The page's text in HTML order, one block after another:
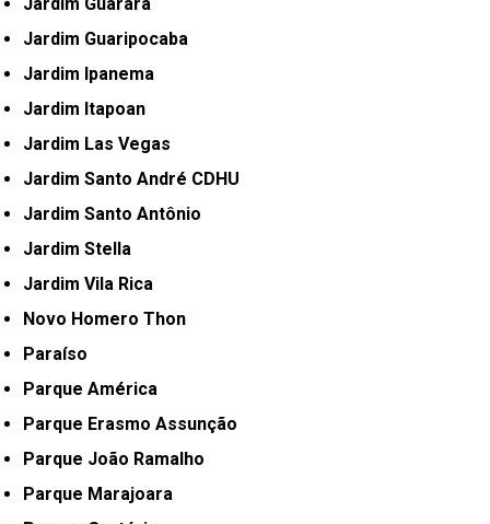
Jardim Guaripocaba
Jardim Ipanema
Jardim Itapoan
Jardim Las Vegas
Jardim Santo André CDHU
Jardim Santo Antônio
Jardim Stella
Jardim Vila Rica
Novo Homero Thon
Paraíso
Parque América
Parque Erasmo Assunção
Parque João Ramalho
Parque Marajoara